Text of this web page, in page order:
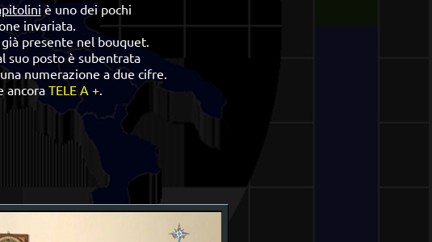
è uno dei pochi
invariata.
presente nel bouquet.
suo posto è subentrata
numerazione a due cifre.
ancora TELE A +.